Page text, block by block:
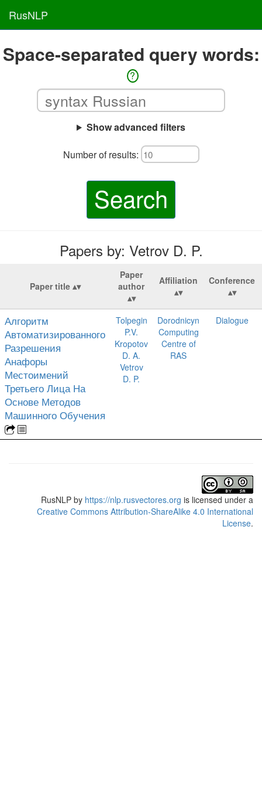
RusNLP
Space-separated query words:
?
Show advanced filters
Number of results:
Search
Papers by: Vetrov D. P.
Paper title
Paper
author
Affiliation Conference
Алгоритм
Автоматизированного
Разрешения
Анафоры
Местоимений
Третьего Лица На
Основе Методов
Машинного Обучения
Tolpegin
P.V.
Kropotov
D. A.
Vetrov
D. P.
Dorodnicyn
Computing
Centre of
RAS
Dialogue
RusNLP by https://nlp.rusvectores.org is licensed under a
Creative Commons Attribution-ShareAlike 4.0 International
License.